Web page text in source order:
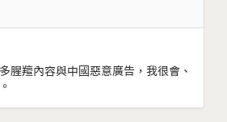
腥羶內容與中國惡意廣告，我很會、